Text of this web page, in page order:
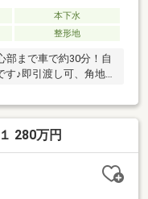
本下水
整形地
部まで車で約30分！自
♪即引渡し可、角地、
280万円